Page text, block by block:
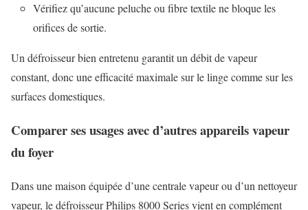
Vérifiez qu’aucune peluche ou fibre textile ne bloque les
orifices de sortie.
Un défroisseur bien entretenu garantit un débit de vapeur
constant, donc une efficacité maximale sur le linge comme sur les
surfaces domestiques.
Comparer ses usages avec d’autres appareils vapeur
du foyer
Dans une maison équipée d’une centrale vapeur ou d’un nettoyeur
vapeur, le défroisseur Philips 8000 Series vient en complément